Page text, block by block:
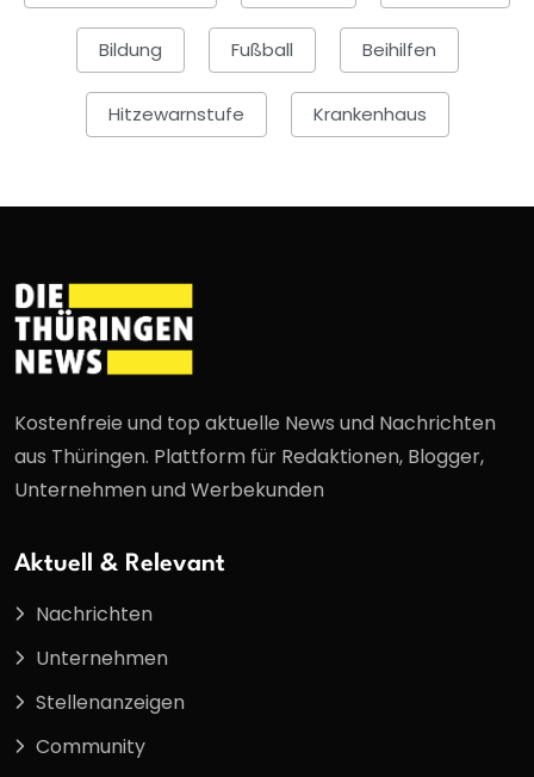
Bildung Fußball Beihilfen
Hitzewarnstufe Krankenhaus
Kostenfreie und top aktuelle News und Nachrichten
aus Thüringen. Plattform für Redaktionen, Blogger,
Unternehmen und Werbekunden
Aktuell & Relevant
Nachrichten
Unternehmen
Stellenanzeigen
Community